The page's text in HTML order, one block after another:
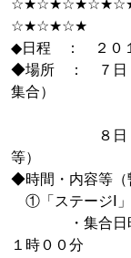
☆★☆★☆★
◆日程 ： ２０１
◆場所 ： ７日（
集合）
●愛媛
８日（日）
等）
◆時間・内容等（
①「ステージⅠ」
・集合日時：
１時００分